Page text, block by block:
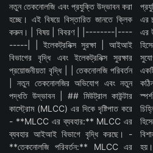
নতুন তেকনোলজি এবং প্রযুক্তি উদ্ভাবন করা
হচ্ছে। এই বিষয়ে বিস্তারিত জানতে ক্লিক
করুন। | বিষয় | বিবরণ | |--------|----
-----| | ইলেকট্রনিক্স সুরক্ষা | আইআই
বিভাগের বৃদ্ধি এবং ইলেকট্রনিক্স সুরক্ষার
প্রয়োজনীয়তা বৃদ্ধি | | তেকনোলজি পরিবর্তন
| নতুন তেকনোলজির অভিযোগ এবং নতুন
পদ্ধতি উদ্ভাবন | ## মিউট্রাল কাউন্টার
কাস্ট্রোম (MLCC) এর দিকে দৃষ্টিপাত করে
- **MLCC এর ব্যবহার:** MLCC এর
ব্যবহার আইআই বিভাগে বৃদ্ধি করছে। -
**তেকনোলজি পরিবর্তন:** MLCC এর
এর
এর
হয়।